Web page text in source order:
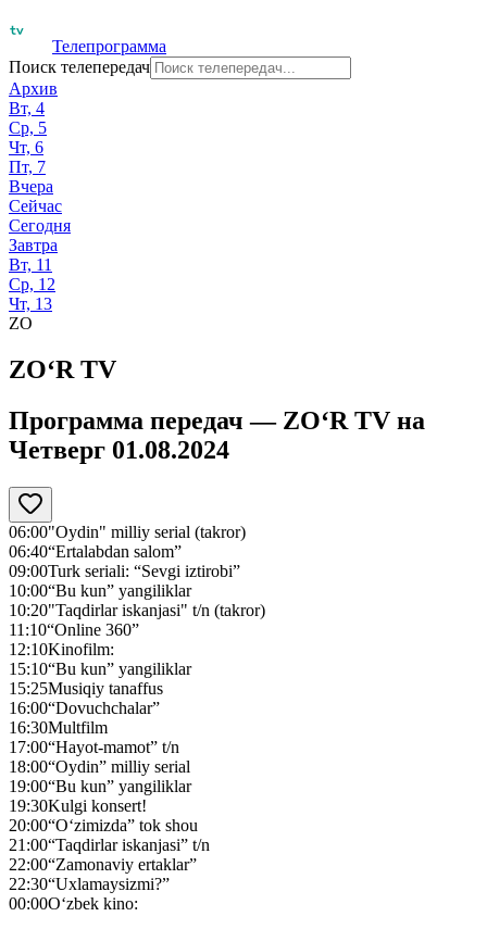
Телепрограмма
Поиск телепередач
Архив
Вт, 4
Ср, 5
Чт, 6
Пт, 7
Вчера
Сейчас
Сегодня
Завтра
Вт, 11
Ср, 12
Чт, 13
ZO
ZO‘R TV
Программа передач — ZO‘R TV на
Четверг 01.08.2024
06:00"Oydin" milliy serial (takror)
06:40“Ertalabdan salom”
09:00Turk seriali: “Sevgi iztirobi”
10:00“Bu kun” yangiliklar
10:20"Taqdirlar iskanjasi" t/n (takror)
11:10“Online 360”
12:10Kinofilm:
15:10“Bu kun” yangiliklar
15:25Musiqiy tanaffus
16:00“Dovuchchalar”
16:30Multfilm
17:00“Hayot-mamot” t/n
18:00“Oydin” milliy serial
19:00“Bu kun” yangiliklar
19:30Kulgi konsert!
20:00“O‘zimizda” tok shou
21:00“Taqdirlar iskanjasi” t/n
22:00“Zamonaviy ertaklar”
22:30“Uxlamaysizmi?”
00:00O‘zbek kino: